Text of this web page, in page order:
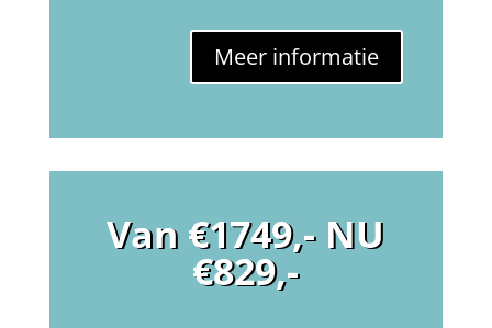
Meer informatie
Van €1749,- NU
€829,-